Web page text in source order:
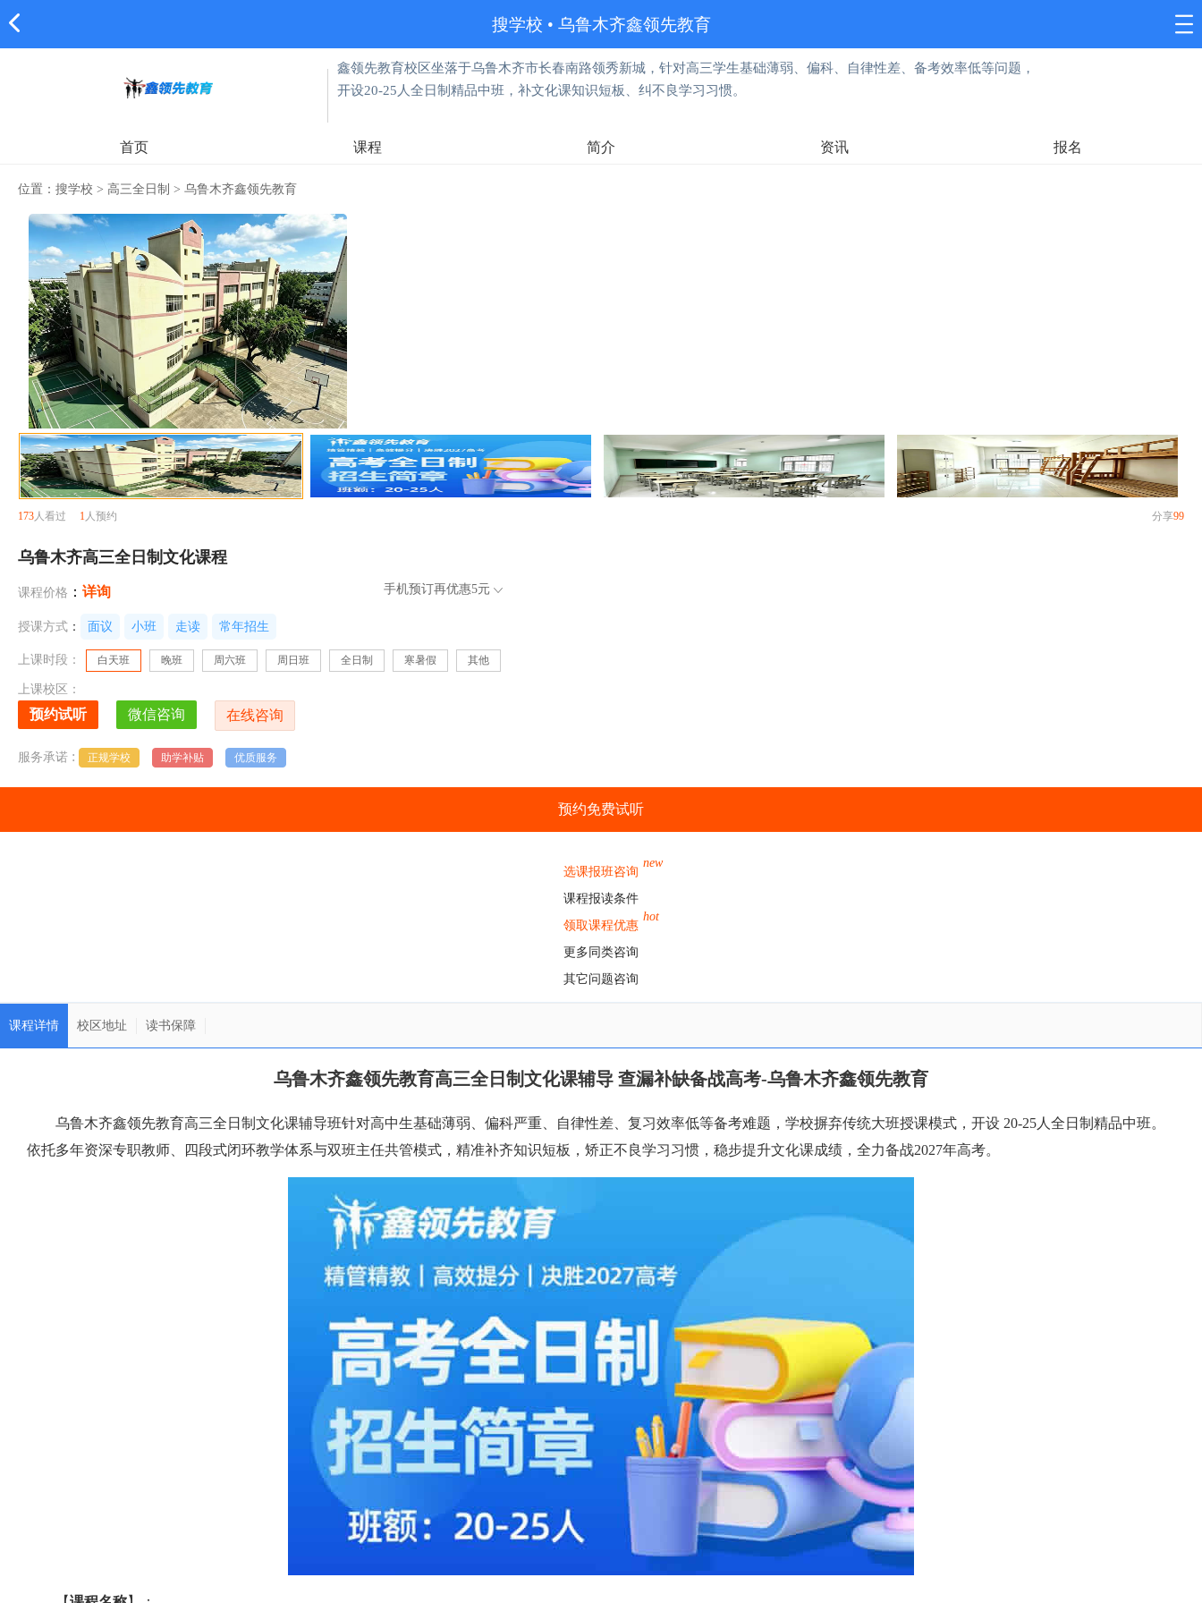
搜学校 • 乌鲁木齐鑫领先教育
鑫领先教育校区坐落于乌鲁木齐市长春南路领秀新城，针对高三学生基础薄弱、偏科、自律性差、备考效率低等问题，
开设20-25人全日制精品中班，补文化课知识短板、纠不良学习习惯。
首页 课程 简介 资讯 报名
位置： 搜学校 > 高三全日制 > 乌鲁木齐鑫领先教育
173人看过 1人预约 分享99
乌鲁木齐高三全日制文化课程
课程价格 ： 详询 手机预订再优惠5元
授课方式 ： 面议 小班 走读 常年招生
上课时段： 白天班 晚班 周六班 周日班 全日制 寒暑假 其他
上课校区：
服务承诺 : 正规学校 助学补贴 优质服务
预约免费试听
选课报班咨询
new
课程报读条件
领取课程优惠
hot
更多同类咨询
其它问题咨询
课程详情 校区地址 读书保障
乌鲁木齐鑫领先教育高三全日制文化课辅导 查漏补缺备战高考-乌鲁木齐鑫领先教育
乌鲁木齐鑫领先教育高三全日制文化课辅导班针对高中生基础薄弱、偏科严重、自律性差、复习效率低等备考难题，学校摒弃传统大班授课模式，开设 20-25人全日制精品中班。
依托多年资深专职教师、四段式闭环教学体系与双班主任共管模式，精准补齐知识短板，矫正不良学习习惯，稳步提升文化课成绩，全力备战2027年高考。